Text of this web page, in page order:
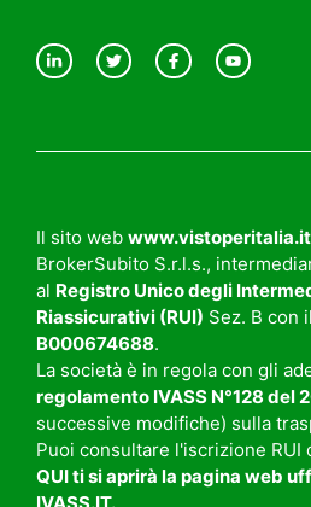
Il sito web www.vistoperitalia.it
BrokerSubito S.r.l.s.,
al Registro Unico degli
Riassicurativi (RUI) Sez. B con
B000674688.
La società è in regola con gli
regolamento IVASS N°128 del
successive modifiche) sulla
Puoi consultare l'iscrizione RUI
QUIti si aprirà la pagina web